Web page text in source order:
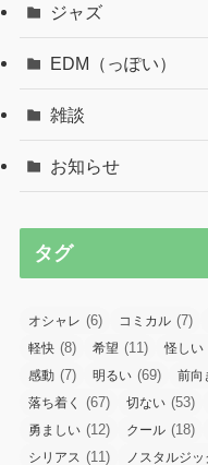
ジャズ
EDM（っぽい）
雑談
お知らせ
タグ
オシャレ (6) コミカル (7)
軽快 (8) 希望 (11) 怪しい
感動 (7) 明るい (69) 前向
落ち着く (67) 切ない (53)
勇ましい (12) クール (18)
シリアス (11) ノスタルジッ